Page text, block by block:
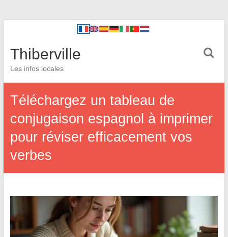
Thiberville
Les infos locales
Téléchargez un tableau de
conjugaison espagnol à imprimer
pour réviser efficacement vos
verbes